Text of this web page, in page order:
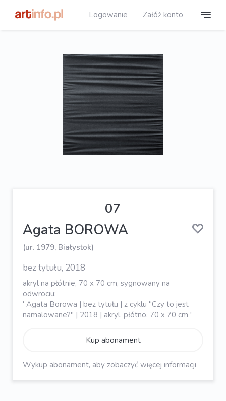
Logowanie Załóż konto
07
Agata BOROWA
(ur. 1979, Białystok)
bez tytułu, 2018
akryl na płótnie, 70 x 70 cm, sygnowany na
odwrociu:
' Agata Borowa | bez tytułu | z cyklu "Czy to jest
namalowane?" | 2018 | akryl, płótno, 70 x 70 cm '
Kup abonament
Wykup abonament, aby zobaczyć więcej informacji